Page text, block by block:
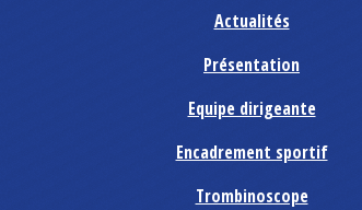
Actualités
Présentation
Equipe dirigeante
Encadrement sportif
Trombinoscope